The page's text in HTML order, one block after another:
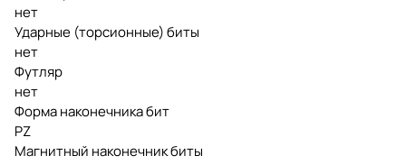
нет
Ударные (торсионные) биты
нет
Футляр
нет
Форма наконечника бит
PZ
Магнитный наконечник биты